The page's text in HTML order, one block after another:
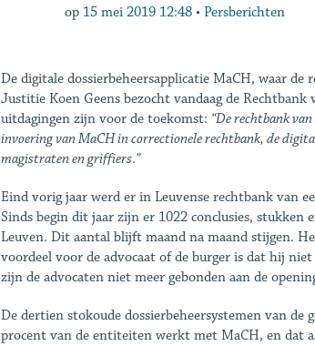
op 15 mei 2019 12:48 • Persberichten
De digitale dossierbeheersapplicatie MaCH, waar
Justitie Koen Geens bezocht vandaag de
uitdagingen zijn voor de toekomst: “De rechtbank
invoering van MaCH in correctionele rechtbank, de
magistraten en griffiers.”
Eind vorig jaar werd er in Leuvense rechtbank van
Sinds begin dit jaar zijn er 1022 conclusies, stukken
Leuven. Dit aantal blijft maand na maand stijgen.
voordeel voor de advocaat of de burger is dat hij
zijn de advocaten niet meer gebonden aan de
De dertien stokoude dossierbeheersystemen van
procent van de entiteiten werkt met MaCH, en dat